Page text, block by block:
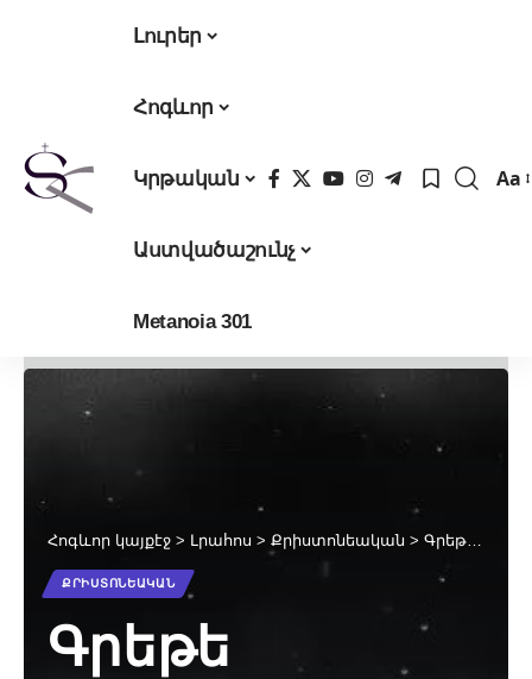
Լուրեր
Հոգևոր
Կրթական
Աստվածաշունչ
Metanoia 301
Aa
Հոգևոր կայքէջ > Լրահոս > Քրիստոնեական > Գրեթե ամենուր Աստծուն փոխարինում է փորապաշտությունն ու փողապաշտությունը
ՔՐԻՍՏՈՆԵԱԿԱՆ
Գրեթե